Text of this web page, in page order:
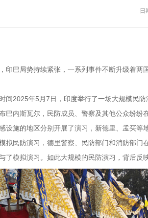
印巴局势持续紧张，一系列事件不断升级着两
间2025年5月7日，印度举行了一场大规模民
巴内斯瓦尔，民防成员、警察及其他公众纷纷
设施的地区分别开展了演习，新德里、孟买
拟民防演习，德里警察、民防部门和消防部门
了模拟演习。如此大规模的民防演习，背后反